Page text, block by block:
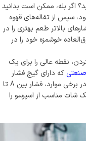
اگر بله، ممکن است بدانید
سپس از تفاله‌های قهوه
بالاتر طعم بهتری را در
خوشمزه خود را در
9 بار فشار و 25 ثانیه دم کردن، نقطه عالی را برای یک
که دارای گیج فشار
هستند، فشار را به‌صورت میله‌ای نمایش می‌دهند. در برخی موارد، فشار بین 8 تا
مناسب از اسپرسو را